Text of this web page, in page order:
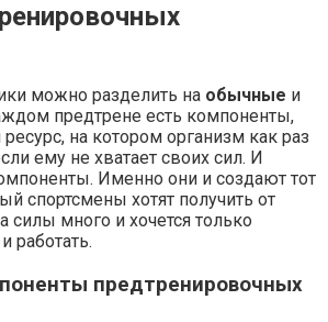
можно разделить на обычные и
предтрене есть компоненты,
на котором организм как раз
ему не хватает своих сил. И
Именно они и создают тот
спортсмены хотят получить от
силы много и хочется только
работать.
предтренировочных